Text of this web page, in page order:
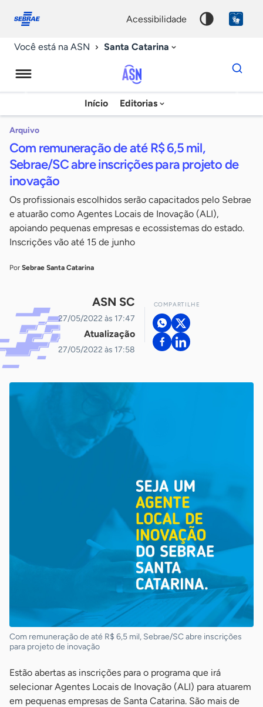
conosco
acessibilidade
Você está na ASN Santa Catarina
Agência
Sebrae
Notícias
Início Editorias
Dados
para
chave
Arquivo
Com remuneração de até R$ 6,5 mil,
Sebrae/SC abre inscrições para projeto de
inovação
Os profissionais escolhidos serão capacitados pelo Sebrae
e atuarão como Agentes Locais de Inovação (ALI),
apoiando pequenas empresas e ecossistemas do estado.
Inscrições vão até 15 de junho
Por Sebrae Santa Catarina
ASN SC
27/05/2022 às 17:47
Atualização
27/05/2022 às 17:58
COMPARTILHE
Com remuneração de até R$ 6,5 mil, Sebrae/SC abre inscrições
para projeto de inovação
Estão abertas as inscrições para o programa que irá
selecionar Agentes Locais de Inovação (ALI) para atuarem
em pequenas empresas de Santa Catarina. São mais de